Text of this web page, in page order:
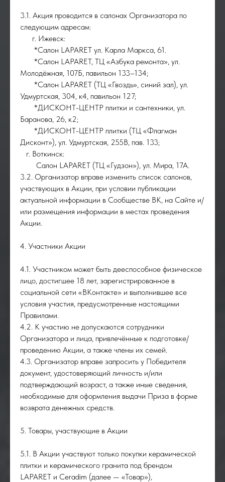
3.1. Акция проводится в салонах Организатора по
следующим адресам:
г. Ижевск:
*Салон LAPARET ул. Карла Маркса, 61.
*Салон LAPARET, ТЦ «Азбука ремонта», ул.
Молодёжная, 107Б, павильон 133–134;
*Салон LAPARET (ТЦ «Гвоздь», синий зал), ул.
Удмуртская, 304, к4, павильон 127;
*ДИСКОНТ-ЦЕНТР плитки и сантехники, ул.
Баранова, 26, к2;
*ДИСКОНТ-ЦЕНТР плитки (ТЦ «Флагман
Дисконт»), ул. Удмуртская, 255В, пав. 133;
г. Воткинск:
Салон LAPARET (ТЦ «Гудзон»), ул. Мира, 17А.
3.2. Организатор вправе изменить список салонов,
участвующих в Акции, при условии публикации
актуальной информации в Сообществе ВК, на Сайте и/
или размещения информации в местах проведения
Акции.
4. Участники Акции
4.1. Участником может быть дееспособное физическое
лицо, достигшее 18 лет, зарегистрированное в
социальной сети «ВКонтакте» и выполнившее все
условия участия, предусмотренные настоящими
Правилами.
4.2. К участию не допускаются сотрудники
Организатора и лица, привлечённые к подготовке/
проведению Акции, а также члены их семей.
4.3. Организатор вправе запросить у Победителя
документ, удостоверяющий личность и/или
подтверждающий возраст, а также иные сведения,
необходимые для оформления выдачи Приза в форме
возврата денежных средств.
5. Товары, участвующие в Акции
5.1. В Акции участвуют только покупки керамической
плитки и керамического гранита под брендом
LAPARET и Сeradim (далее — «Товар»),